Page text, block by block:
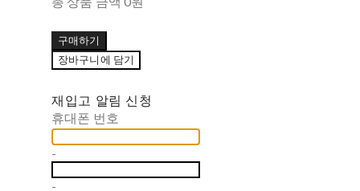
구매하기
장바구니에 담기
재입고 알림 신청
휴대폰 번호
-
-